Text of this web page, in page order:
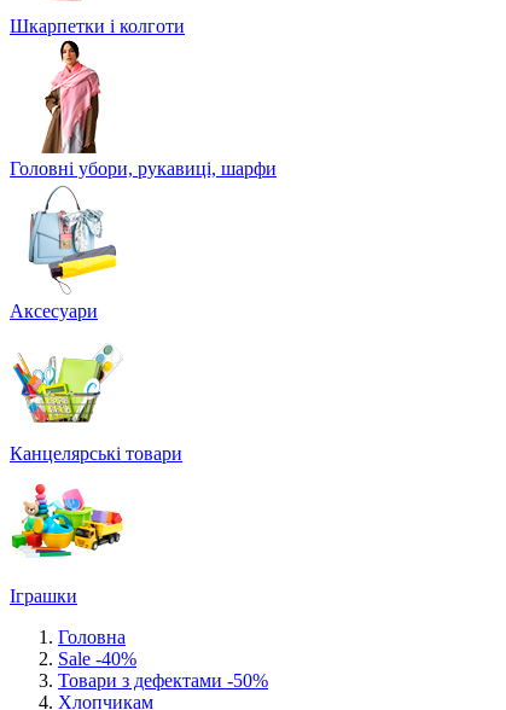
Шкарпетки і колготи
Головні убори, рукавиці, шарфи
Аксесуари
Канцелярські товари
Іграшки
Головна
Sale -40%
Товари з дефектами -50%
Хлопчикам